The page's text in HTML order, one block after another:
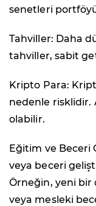
senetleri
Tahviller: Daha
tahviller, sabit
Kripto Para:
nedenle risklidir.
olabilir.
Eğitim ve Beceri
veya beceri
Örneğin, yeni
veya mesleki